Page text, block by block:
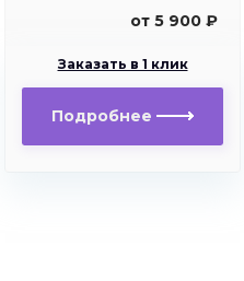
от 5 900 ₽
Заказать в 1 клик
Подробнее